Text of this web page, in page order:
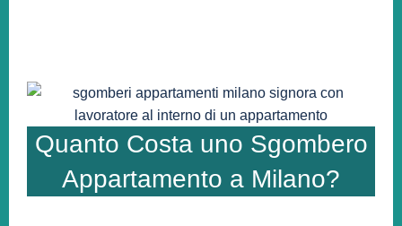
Quanto Costa uno Sgombero
Appartamento a Milano?